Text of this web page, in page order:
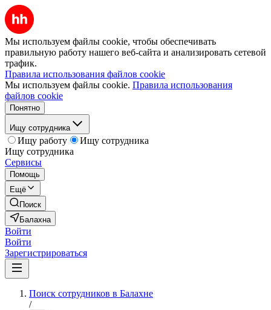
Мы используем файлы cookie, чтобы обеспечивать
правильную работу нашего веб-сайта и анализировать сетевой
трафик.
Правила использования файлов cookie
Мы используем файлы cookie. Правила использования
файлов cookie
Понятно
Ищу сотрудника
Ищу работу
Ищу сотрудника
Ищу сотрудника
Сервисы
Помощь
Ещё
Поиск
Балахна
Войти
Войти
Зарегистрироваться
Поиск сотрудников в Балахне
/